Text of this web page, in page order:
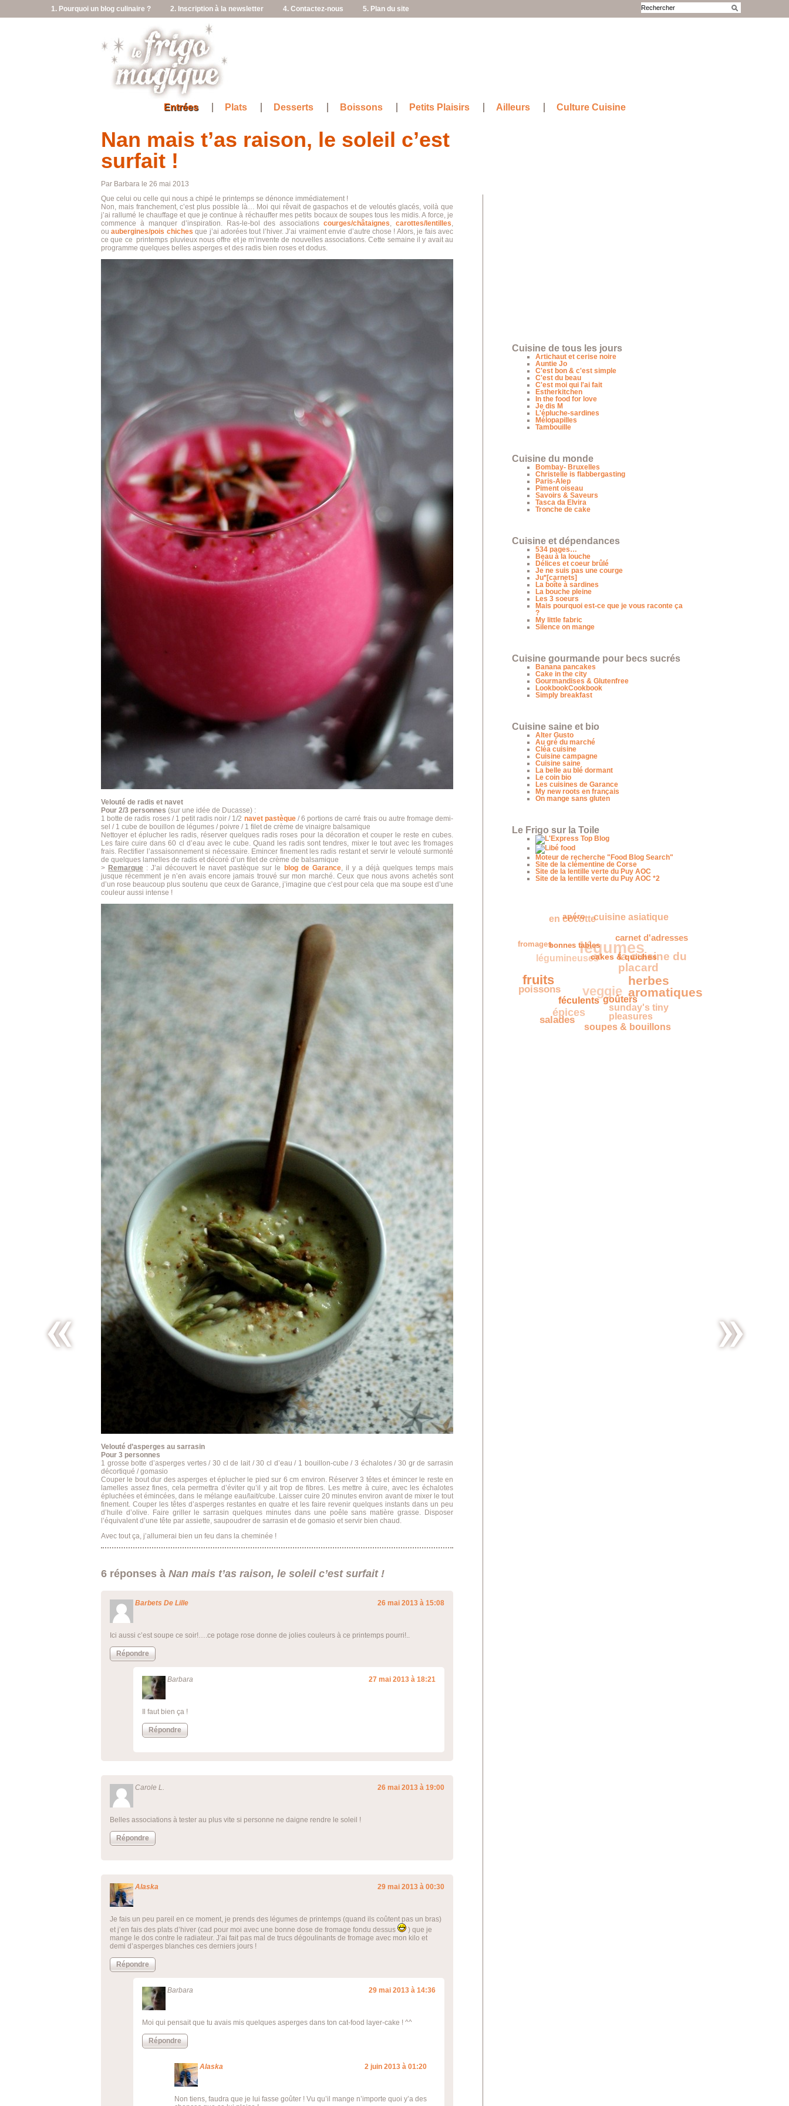
1. Pourquoi un blog culinaire ? 2. Inscription à la newsletter 4. Contactez-nous 5. Plan du site
Entrées Plats Desserts Boissons Petits Plaisirs Ailleurs Culture Cuisine
Nan mais t’as raison, le soleil c’est
surfait !
Par Barbara le 26 mai 2013
Que celui ou celle qui nous a chipé le printemps se dénonce immédiatement !
Non, mais franchement, c’est plus possible là… Moi qui rêvait de gaspachos et de veloutés glacés, voilà que
j’ai rallumé le chauffage et que je continue à réchauffer mes petits bocaux de soupes tous les midis. A force, je
commence à manquer d’inspiration. Ras-le-bol des associationscourges/châtaignes, carottes/lentilles,
ouaubergines/pois chiches que j’ai adorées tout l’hiver. J’ai vraiment envie d’autre chose ! Alors, je fais avec
ce que ce printemps pluvieux nous offre et je m’invente de nouvelles associations. Cette semaine il y avait au
programme quelques belles asperges et des radis bien roses et dodus.
Velouté de radis et navet
Pour 2/3 personnes (sur une idée de Ducasse) :
1 botte de radis roses / 1 petit radis noir / 1/2 navet pastèque/ 6 portions de carré frais ou autre fromage demi-
sel / 1 cube de bouillon de légumes / poivre / 1 filet de crème de vinaigre balsamique
Nettoyer et éplucher les radis, réserver quelques radis roses pour la décoration et couper le reste en cubes.
Les faire cuire dans 60 cl d’eau avec le cube. Quand les radis sont tendres, mixer le tout avec les fromages
frais. Rectifier l’assaisonnement si nécessaire. Emincer finement les radis restant et servir le velouté surmonté
de quelques lamelles de radis et décoré d’un filet de crème de balsamique
> Remarque : J’ai découvert le navet pastèque sur le blog de Garance, il y a déjà quelques temps mais
jusque récemment je n’en avais encore jamais trouvé sur mon marché. Ceux que nous avons achetés sont
d’un rose beaucoup plus soutenu que ceux de Garance, j’imagine que c’est pour cela que ma soupe est d’une
couleur aussi intense !
Velouté d’asperges au sarrasin
Pour 3 personnes
1 grosse botte d’asperges vertes / 30 cl de lait / 30 cl d’eau / 1 bouillon-cube / 3 échalotes / 30 gr de sarrasin
décortiqué / gomasio
Couper le bout dur des asperges et éplucher le pied sur 6 cm environ. Réserver 3 têtes et émincer le reste en
lamelles assez fines, cela permettra d’éviter qu’il y ait trop de fibres. Les mettre à cuire, avec les échalotes
épluchées et émincées, dans le mélange eau/lait/cube. Laisser cuire 20 minutes environ avant de mixer le tout
finement. Couper les têtes d’asperges restantes en quatre et les faire revenir quelques instants dans un peu
d’huile d’olive. Faire griller le sarrasin quelques minutes dans une poêle sans matière grasse. Disposer
l’équivalent d’une tête par assiette, saupoudrer de sarrasin et de gomasio et servir bien chaud.
Avec tout ça, j’allumerai bien un feu dans la cheminée !
6 réponses à Nan mais t’as raison, le soleil c’est surfait !
Barbets De Lille 26 mai 2013 à 15:08
Ici aussi c’est soupe ce soir!….ce potage rose donne de jolies couleurs à ce printemps pourri!..
Répondre
Barbara 27 mai 2013 à 18:21
Il faut bien ça !
Répondre
Carole L. 26 mai 2013 à 19:00
Belles associations à tester au plus vite si personne ne daigne rendre le soleil !
Répondre
Alaska 29 mai 2013 à 00:30
Je fais un peu pareil en ce moment, je prends des légumes de printemps (quand ils coûtent pas un bras)
et j’en fais des plats d’hiver (cad pour moi avec une bonne dose de fromage fondu dessus
) que je
mange le dos contre le radiateur. J’ai fait pas mal de trucs dégoulinants de fromage avec mon kilo et
demi d’asperges blanches ces derniers jours !
Répondre
Barbara 29 mai 2013 à 14:36
Moi qui pensait que tu avais mis quelques asperges dans ton cat-food layer-cake ! ^^
Répondre
Alaska 2 juin 2013 à 01:20
Non tiens, faudra que je lui fasse goûter ! Vu qu’il mange n’importe quoi y’a des
Cuisine de tous les jours
Artichaut et cerise noire
Auntie Jo
C'est bon & c'est simple
C'est du beau
C'est moi qui l'ai fait
Estherkitchen
In the food for love
Je dis M
L'épluche-sardines
Mélopapilles
Tambouille
Cuisine du monde
Bombay- Bruxelles
Christelle is flabbergasting
Paris-Alep
Piment oiseau
Savoirs & Saveurs
Tasca da Elvira
Tronche de cake
Cuisine et dépendances
534 pages…
Beau à la louche
Délices et coeur brûlé
Je ne suis pas une courge
Ju*[carnets]
La boîte à sardines
La bouche pleine
Les 3 soeurs
Mais pourquoi est-ce que je vous raconte ça
?
My little fabric
Silence on mange
Cuisine gourmande pour becs sucrés
Banana pancakes
Cake in the city
Gourmandises & Glutenfree
LookbookCookbook
Simply breakfast
Cuisine saine et bio
Alter Gusto
Au gré du marché
Cléa cuisine
Cuisine campagne
Cuisine saine
La belle au blé dormant
Le coin bio
Les cuisines de Garance
My new roots en français
On mange sans gluten
Le Frigo sur la Toile
Moteur de recherche "Food Blog Search"
Site de la clémentine de Corse
Site de la lentille verte du Puy AOC
Site de la lentille verte du Puy AOC *2
apéro
bonnes tables
cakes & quiches
carnet d'adresses
cuisine asiatique
en cocotte
fruits
féculents goûters
herbes
aromatiques
la cuisine
du placard
légumes
légumineuses
poissons
salades
soupes & bouillons
sunday's tiny
pleasures
épices